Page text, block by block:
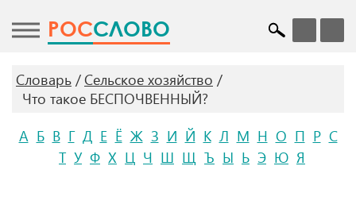
POCСЛОВО
Словарь
Сельское хозяйство
Что такое БЕСПОЧВЕННЫЙ?
А Б В Г Д Е Ё Ж З И Й К Л М Н О П Р С
Т У Ф Х Ц Ч Ш Щ Ъ Ы Ь Э Ю Я